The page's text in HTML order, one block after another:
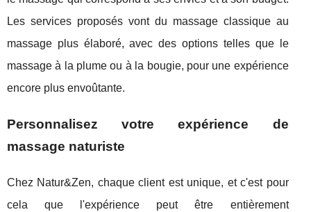
Les services proposés vont du massage classique au
massage plus élaboré, avec des options telles que le
massage à la plume ou à la bougie, pour une expérience
encore plus envoûtante.
Personnalisez votre expérience de
massage naturiste
Chez Natur&Zen, chaque client est unique, et c'est pour
cela que l'expérience peut être entièrement